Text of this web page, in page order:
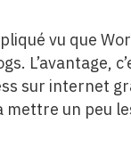
vu que
L’avantage,
sur internet
un peu